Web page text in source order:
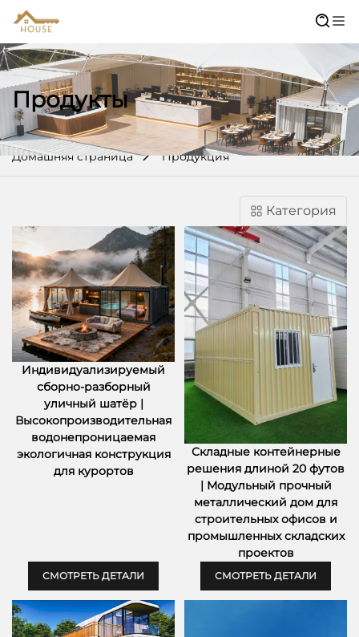
Продукты
Домашняя страница Продукция
Категория
Индивидуализируемый
сборно-разборный
уличный шатёр |
Высокопроизводительная
водонепроницаемая
экологичная конструкция
для курортов
СМОТРЕТЬ ДЕТАЛИ
Складные контейнерные
решения длиной 20 футов
| Модульный прочный
металлический дом для
строительных офисов и
промышленных складских
проектов
СМОТРЕТЬ ДЕТАЛИ